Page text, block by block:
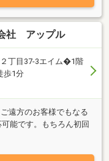
社 アップル
丁目37-3エイム�1階
歩1分
遠方のお客様でもなる
能です。もちろん初回
くても手続き可能でご